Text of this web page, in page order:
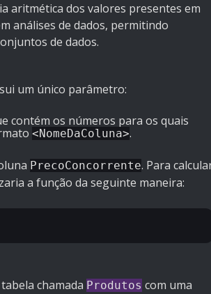
aritmética dos valores presentes em
análises de dados, permitindo
de dados.
um único parâmetro:
contém os números para os quais
<NomeDaColuna>.
PrecoConcorrente. Para
a função da seguinte maneira:
chamada Produtos com uma